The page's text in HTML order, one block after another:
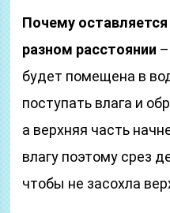
Почему
разном расстоянии
будет помещена в
поступать влага и
а верхняя часть
влагу поэтому срез
чтобы не засохла